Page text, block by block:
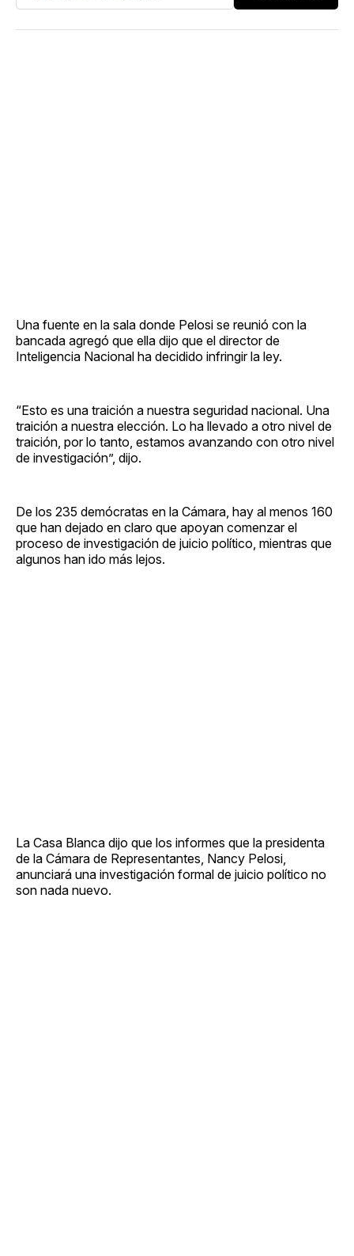
Una fuente en la sala donde Pelosi se reunió con la
bancada agregó que ella dijo que el director de
Inteligencia Nacional ha decidido infringir la ley.
“Esto es una traición a nuestra seguridad nacional. Una
traición a nuestra elección. Lo ha llevado a otro nivel de
traición, por lo tanto, estamos avanzando con otro nivel
de investigación”, dijo.
De los 235 demócratas en la Cámara, hay al menos 160
que han dejado en claro que apoyan comenzar el
proceso de investigación de juicio político, mientras que
algunos han ido más lejos.
La Casa Blanca dijo que los informes que la presidenta
de la Cámara de Representantes, Nancy Pelosi,
anunciará una investigación formal de juicio político no
son nada nuevo.